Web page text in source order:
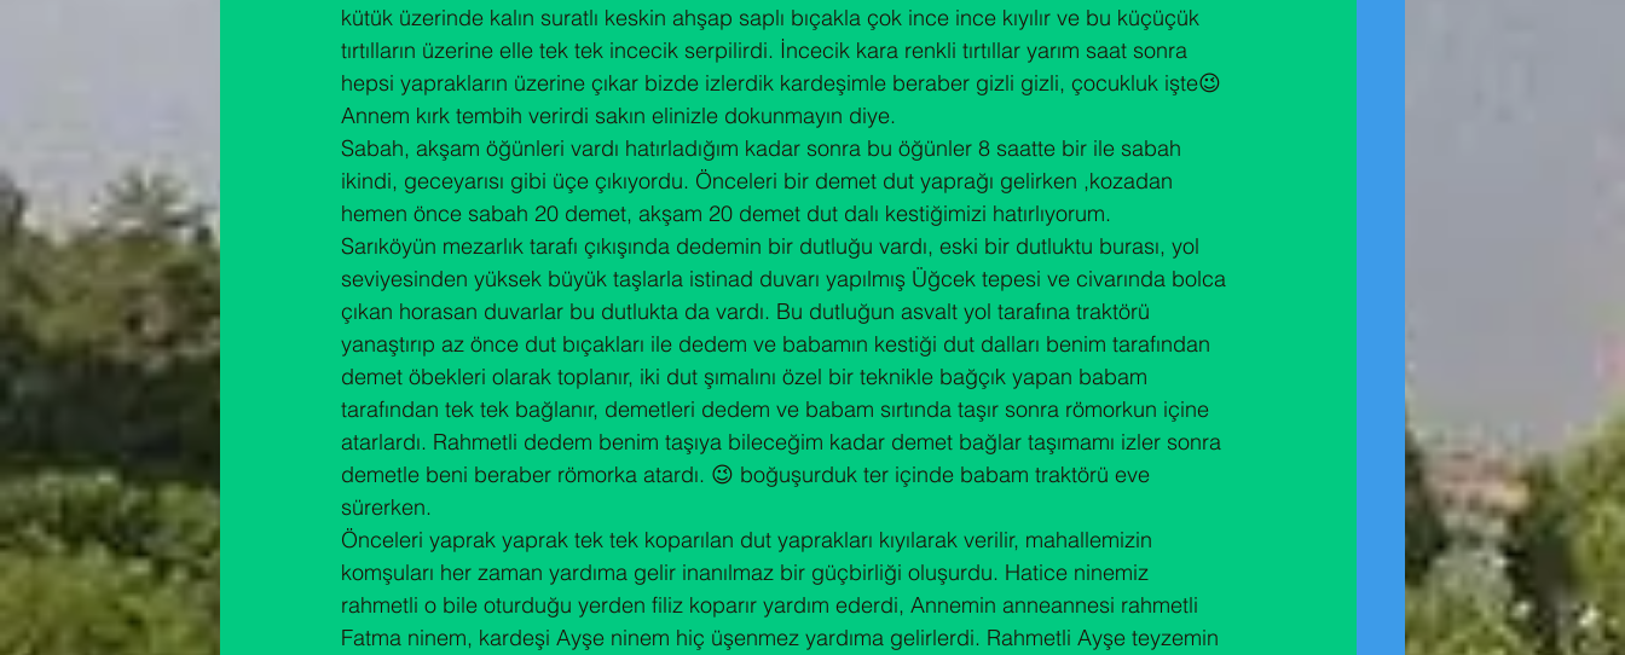
kütük üzerinde kalın suratlı keskin ahşap saplı bıçakla çok ince ince kıyılır ve bu küçüçük
tırtılların üzerine elle tek tek incecik serpilirdi. İncecik kara renkli tırtıllar yarım saat sonra
hepsi yaprakların üzerine çıkar bizde izlerdik kardeşimle beraber gizli gizli, çocukluk işte😉
Annem kırk tembih verirdi sakın elinizle dokunmayın diye.
Sabah, akşam öğünleri vardı hatırladığım kadar sonra bu öğünler 8 saatte bir ile sabah
ikindi, geceyarısı gibi üçe çıkıyordu. Önceleri bir demet dut yaprağı gelirken ,kozadan
hemen önce sabah 20 demet, akşam 20 demet dut dalı kestiğimizi hatırlıyorum.
Sarıköyün mezarlık tarafı çıkışında dedemin bir dutluğu vardı, eski bir dutluktu burası, yol
seviyesinden yüksek büyük taşlarla istinad duvarı yapılmış Üğcek tepesi ve civarında bolca
çıkan horasan duvarlar bu dutlukta da vardı. Bu dutluğun asvalt yol tarafına traktörü
yanaştırıp az önce dut bıçakları ile dedem ve babamın kestiği dut dalları benim tarafından
demet öbekleri olarak toplanır, iki dut şımalını özel bir teknikle bağçık yapan babam
tarafından tek tek bağlanır, demetleri dedem ve babam sırtında taşır sonra römorkun içine
atarlardı. Rahmetli dedem benim taşıya bileceğim kadar demet bağlar taşımamı izler sonra
demetle beni beraber römorka atardı. 😉 boğuşurduk ter içinde babam traktörü eve
sürerken.
Önceleri yaprak yaprak tek tek koparılan dut yaprakları kıyılarak verilir, mahallemizin
komşuları her zaman yardıma gelir inanılmaz bir güçbirliği oluşurdu. Hatice ninemiz
rahmetli o bile oturduğu yerden filiz koparır yardım ederdi, Annemin anneannesi rahmetli
Fatma ninem, kardeşi Ayşe ninem hiç üşenmez yardıma gelirlerdi. Rahmetli Ayşe teyzemin